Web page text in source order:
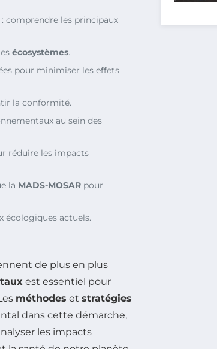
comprendre les principaux
écosystèmes.
pour minimiser les effets
la conformité.
au sein des
réduire les impacts
la MADS-MOSAR pour
écologiques actuels.
de plus en plus
est essentiel pour
méthodes et stratégies
dans cette démarche,
les impacts